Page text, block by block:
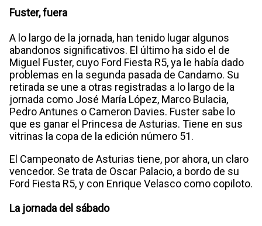
Fuster, fuera
A lo largo de la jornada, han tenido lugar algunos
abandonos significativos. El último ha sido el de
Miguel Fuster, cuyo Ford Fiesta R5, ya le había dado
problemas en la segunda pasada de Candamo. Su
retirada se une a otras registradas a lo largo de la
jornada como José María López, Marco Bulacia,
Pedro Antunes o Cameron Davies. Fuster sabe lo
que es ganar el Princesa de Asturias. Tiene en sus
vitrinas la copa de la edición número 51.
El Campeonato de Asturias tiene, por ahora, un claro
vencedor. Se trata de Oscar Palacio, a bordo de su
Ford Fiesta R5, y con Enrique Velasco como copiloto.
La jornada del sábado